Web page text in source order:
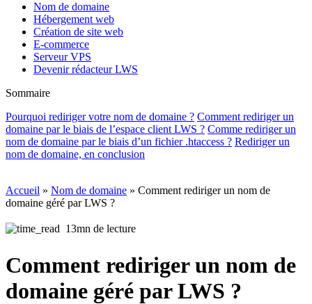
Nom de domaine
Hébergement web
Création de site web
E-commerce
Serveur VPS
Devenir rédacteur LWS
Sommaire
Pourquoi rediriger votre nom de domaine ? Comment rediriger un
domaine par le biais de l’espace client LWS ? Comme rediriger un
nom de domaine par le biais d’un fichier .htaccess ? Rediriger un
nom de domaine, en conclusion
Accueil » Nom de domaine » Comment rediriger un nom de
domaine géré par LWS ?
13mn de lecture
Comment rediriger un nom de
domaine géré par LWS ?